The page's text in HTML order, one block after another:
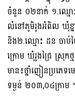
ចំនួន ០២នាក់ ១.ឈ្មោ
លំនៅភូមិរូងអំពិល ឃុំខ្ន
និង២.ឈ្មោះ ដន ចាប់
ក្រោម ឃុំរូងជ្រៃ ស្រុក
មាន៖ថ្នាំញៀនប្រភេ
ទម្ងន់ ២០៣,០៤ក្រា